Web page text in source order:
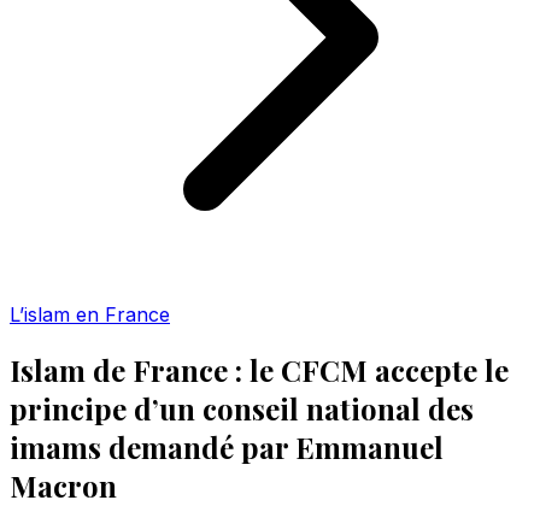
L’islam en France
Islam de France : le CFCM accepte le
principe d’un conseil national des
imams demandé par Emmanuel
Macron